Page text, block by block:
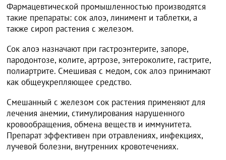
Фармацевтической промышленностью производятся
такие препараты: сок алоэ, линимент и таблетки, а
также сироп растения с железом.
Сок алоэ назначают при гастроэнтерите, запоре,
пародонтозе, колите, артрозе, энтероколите, гастрите,
полиартрите. Смешивая с медом, сок алоэ принимают
как общеукрепляющее средство.
Смешанный с железом сок растения применяют для
лечения анемии, стимулирования нарушенного
кровообращения, обмена веществ и иммунитета.
Препарат эффективен при отравлениях, инфекциях,
лучевой болезни, внутренних кровотечениях.